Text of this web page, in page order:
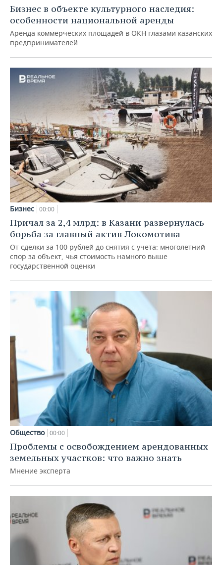
Бизнес в объекте культурного наследия:
особенности национальной аренды
Аренда коммерческих площадей в ОКН глазами казанских
предпринимателей
Бизнес 00:00
Причал за 2,4 млрд: в Казани развернулась
борьба за главный актив Локомотива
От сделки за 100 рублей до снятия с учета: многолетний
спор за объект, чья стоимость намного выше
государственной оценки
Общество 00:00
Проблемы с освобождением арендованных
земельных участков: что важно знать
Мнение эксперта